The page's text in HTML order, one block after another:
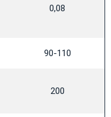
0,08
90-110
200